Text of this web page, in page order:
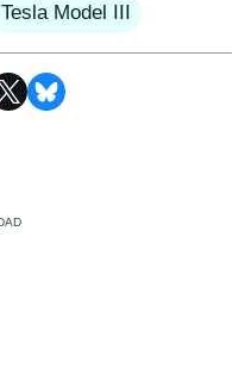
Tesla Model III